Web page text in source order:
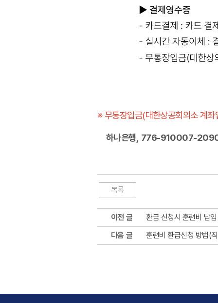
※ 무통장입금(대한상공회의소 계
하나은행, 776-910007-
이전 글
환급 신청시 훈련비 납
다음 글
훈련비 환급신청 방법(